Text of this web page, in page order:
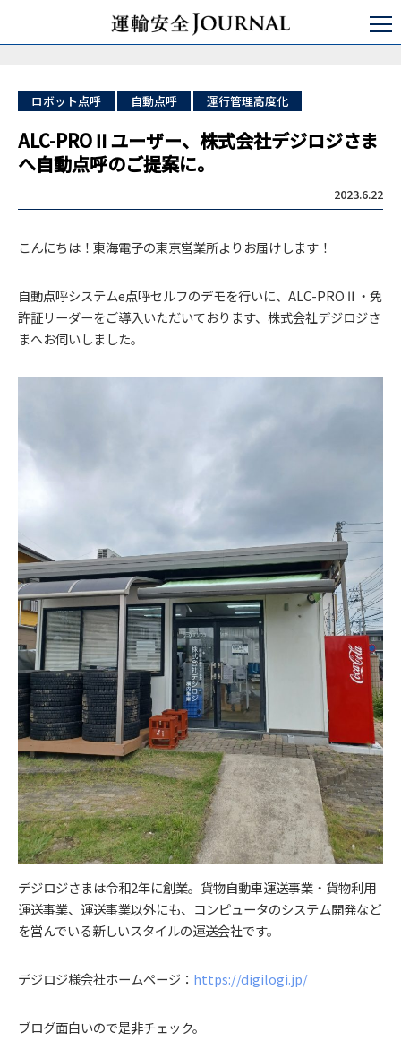
点呼
自動点呼
ALC-PROⅡユーザー、株式会社デジロジさまへ自動点呼のご提案に。
ロボット点呼 自動点呼 運行管理高度化
ALC-PROⅡユーザー、株式会社デジロジさま
へ自動点呼のご提案に。
2023.6.22
こんにちは！東海電子の東京営業所よりお届けします！
自動点呼システムe点呼セルフのデモを行いに、ALC-PROⅡ・免
許証リーダーをご導入いただいております、株式会社デジロジさ
まへお伺いしました。
デジロジさまは令和2年に創業。貨物自動車運送事業・貨物利用
運送事業、運送事業以外にも、コンピュータのシステム開発など
を営んでいる新しいスタイルの運送会社です。
デジロジ様会社ホームページ： https://digilogi.jp/
ブログ面白いので是非チェック。